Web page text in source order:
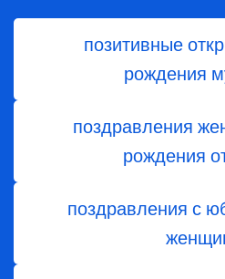
позитивные
рождения
поздравления
рождения
поздравления с